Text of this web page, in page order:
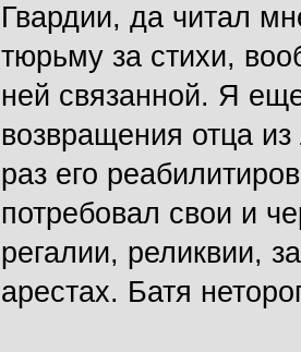
Гвардии, да читал
тюрьму за стихи,
ней связанной. Я
возвращения отца
раз его
потребовал свои и
регалии, реликвии,
арестах. Батя